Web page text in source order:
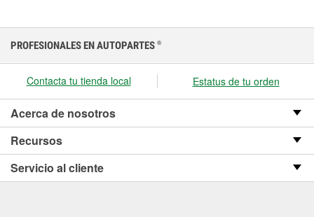
PROFESIONALES EN AUTOPARTES ®
Contacta tu tienda local Estatus de tu orden
Acerca de nosotros
Recursos
Servicio al cliente